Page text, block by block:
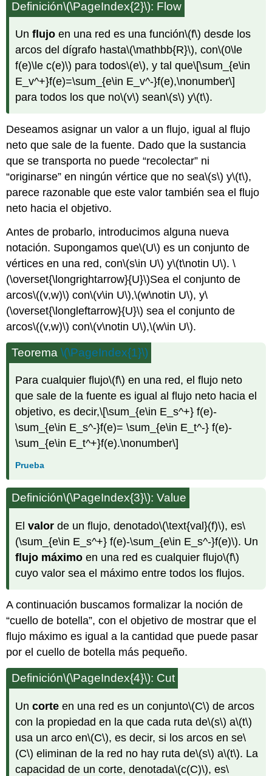
Definición\(\PageIndex{2}\): Flow
Unflujo en una red es una función\(f\) desde los
arcos del dígrafo hasta\(\mathbb{R}\), con\(0\le
f(e)\le c(e)\) para todos\(e\), y tal que\[\sum_{e\in
E_v^+}f(e)=\sum_{e\in E_v^-}f(e),\nonumber\]
para todos los que no\(v\) sean\(s\) y\(t\).
Deseamos asignar un valor a un flujo, igual al flujo
neto que sale de la fuente. Dado que la sustancia
que se transporta no puede “recolectar” ni
“originarse” en ningún vértice que no sea\(s\) y\(t\),
parece razonable que este valor también sea el flujo
neto hacia el objetivo.
Antes de probarlo, introducimos alguna nueva
notación. Supongamos que\(U\) es un conjunto de
vértices en una red, con\(s\in U\) y\(t\notin U\).\
(\overset{\longrightarrow}{U}\)Sea el conjunto de
arcos\((v,w)\) con\(v\in U\),\(w\notin U\), y\
(\overset{\longleftarrow}{U}\) sea el conjunto de
arcos\((v,w)\) con\(v\notin U\),\(w\in U\).
Teorema\(\PageIndex{1}\)
Para cualquier flujo\(f\) en una red, el flujo neto
que sale de la fuente es igual al flujo neto hacia el
objetivo, es decir,\[\sum_{e\in E_s^+} f(e)-
\sum_{e\in E_s^-}f(e)= \sum_{e\in E_t^-} f(e)-
\sum_{e\in E_t^+}f(e).\nonumber\]
Prueba
Definición\(\PageIndex{3}\): Value
Elvalor de un flujo, denotado\(\text{val}(f)\), es\
(\sum_{e\in E_s^+} f(e)-\sum_{e\in E_s^-}f(e)\). Un
flujo máximo en una red es cualquier flujo\(f\)
cuyo valor sea el máximo entre todos los flujos.
A continuación buscamos formalizar la noción de
“cuello de botella”, con el objetivo de mostrar que el
flujo máximo es igual a la cantidad que puede pasar
por el cuello de botella más pequeño.
Definición\(\PageIndex{4}\): Cut
Uncorte en una red es un conjunto\(C\) de arcos
con la propiedad en la que cada ruta de\(s\) a\(t\)
usa un arco en\(C\), es decir, si los arcos en se\
(C\) eliminan de la red no hay ruta de\(s\) a\(t\). La
capacidad de un corte, denotada\(c(C)\), es\